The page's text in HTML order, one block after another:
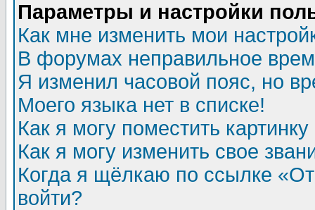
Параметры и настройки
Как мне изменить мои
В форумах неправильное
Я изменил часовой пояс, но
Моего языка нет в списке!
Как я могу поместить
Как я могу изменить свое
Когда я щёлкаю по ссылке
войти?